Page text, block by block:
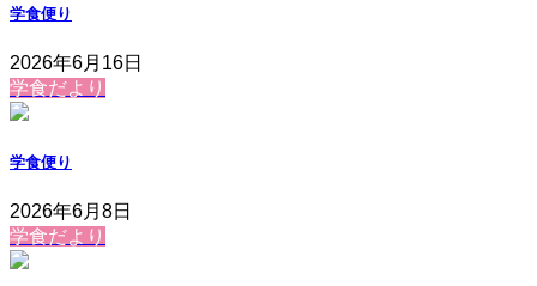
学食便り
2026年6月16日
学食だより
学食便り
2026年6月8日
学食だより